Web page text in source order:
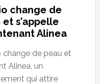
change de
et s’appelle
Alinea
change de peau et
Alinea, un
qui attire